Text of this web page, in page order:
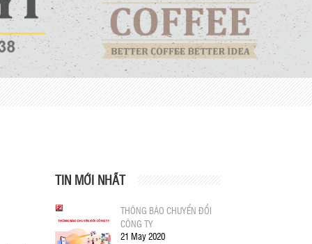
TIN MỚI NHẤT
THÔNG BÁO CHUYỂN ĐỔI
CÔNG TY
21 May 2020